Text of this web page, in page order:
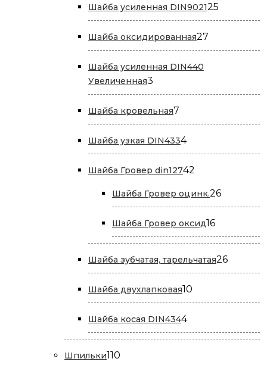
Шайба усиленная DIN902125
товаров
Шайба оксидированная27
товаров
Шайба усиленная DIN440
Увеличенная3
товара
Шайба кровельная7
товаров
Шайба узкая DIN43344
товара
Шайба Гровер din12742
Шайба Гровер оцинк.2626
товаров
Шайба Гровер оксид1616
товаров
Шайба зубчатая, тарельчатая2626
товаров
Шайба двухлапковая10
товаров
Шайба косая DIN43444
товара
Шпильки110